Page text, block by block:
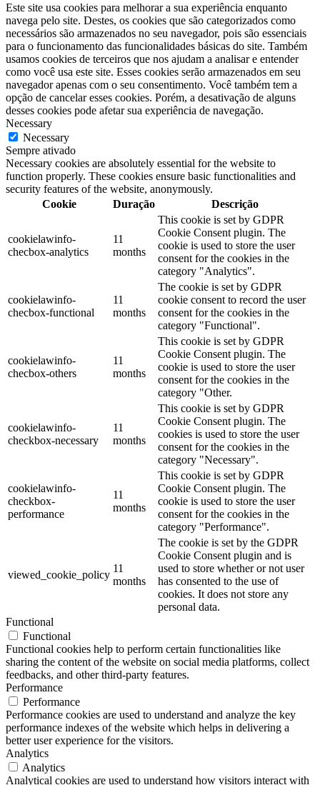
Este site usa cookies para melhorar a sua experiência enquanto
navega pelo site. Destes, os cookies que são categorizados como
necessários são armazenados no seu navegador, pois são essenciais
para o funcionamento das funcionalidades básicas do site. Também
usamos cookies de terceiros que nos ajudam a analisar e entender
como você usa este site. Esses cookies serão armazenados em seu
navegador apenas com o seu consentimento. Você também tem a
opção de cancelar esses cookies. Porém, a desativação de alguns
desses cookies pode afetar sua experiência de navegação.
Necessary
Necessary
Sempre ativado
Necessary cookies are absolutely essential for the website to
function properly. These cookies ensure basic functionalities and
security features of the website, anonymously.
Cookie
Duração Descrição
cookielawinfo-
checbox-analytics
11
months
This cookie is set by GDPR
Cookie Consent plugin. The
cookie is used to store the user
consent for the cookies in the
category "Analytics".
cookielawinfo-
checbox-functional
11
months
The cookie is set by GDPR
cookie consent to record the user
consent for the cookies in the
category "Functional".
cookielawinfo-
checbox-others
11
months
This cookie is set by GDPR
Cookie Consent plugin. The
cookie is used to store the user
consent for the cookies in the
category "Other.
cookielawinfo-
checkbox-necessary
11
months
This cookie is set by GDPR
Cookie Consent plugin. The
cookies is used to store the user
consent for the cookies in the
category "Necessary".
cookielawinfo-
checkbox-
performance
11
months
This cookie is set by GDPR
Cookie Consent plugin. The
cookie is used to store the user
consent for the cookies in the
category "Performance".
viewed_cookie_policy
11
months
The cookie is set by the GDPR
Cookie Consent plugin and is
used to store whether or not user
has consented to the use of
cookies. It does not store any
personal data.
Functional
Functional
Functional cookies help to perform certain functionalities like
sharing the content of the website on social media platforms, collect
feedbacks, and other third-party features.
Performance
Performance
Performance cookies are used to understand and analyze the key
performance indexes of the website which helps in delivering a
better user experience for the visitors.
Analytics
Analytics
Analytical cookies are used to understand how visitors interact with